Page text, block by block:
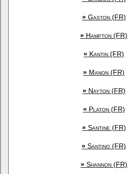
»Gaston (FR)
» Hampton (FR)
» Kantin (FR)
» Manon (FR)
»Nayton (FR)
»Platon (FR)
»Santine (FR)
» Santino (FR)
»Shannon (FR)